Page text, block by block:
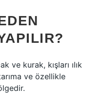
ve kurak, kışları ılık
ve özellikle